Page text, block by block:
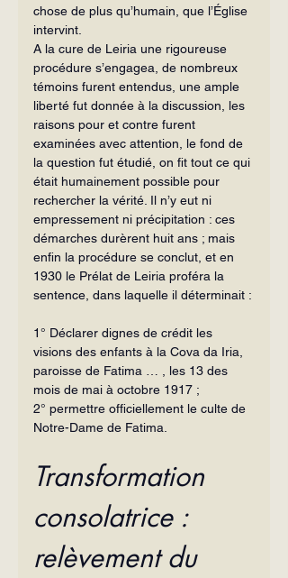
chose de plus qu’humain, que l’Église
intervint.
A la cure de Leiria une rigoureuse
procédure s’engagea, de nombreux
té­moins furent entendus, une ample
liberté fut donnée à la discussion, les
raisons pour et contre furent
examinées avec attention, le fond de
la question fut étudié, on fit tout ce qui
était humainement possible pour
rechercher la vérité. Il n’y eut ni
empressement ni précipitation : ces
démarches durèrent huit ans ; mais
enfin la procédure se conclut, et en
1930 le Prélat de Leiria proféra la
sentence, dans laquelle il déterminait :
1° Déclarer dignes de crédit les
visions des enfants à la Cova da Iria,
paroisse de Fatima … , les 13 des
mois de mai à octobre 1917 ;
2° permettre officiellement le culte de
Notre-Dame de Fatima.
Transformation
consolatrice :
relèvement du